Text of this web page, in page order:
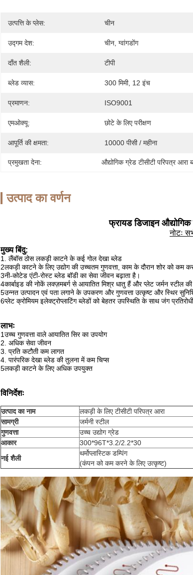
उत्पत्ति के प्लेस: चीन
उद्गम देश: चीन, ग्वांगडोंग
दाँत शैली: टीपी
ब्लेड व्यास: 300 मिमी, 12 इंच
प्रमाणन: ISO9001
एमओक्यू: छोटे के लिए परीक्षण
आपूर्ति की क्षमता: 10000 पीसी / महीना
प्रमुखता देना: औद्योगिक ग्रेड टीसीटी परिपत्र आरा
उत्पाद का वर्णन
फ्रायड डिजाइन
नोटः
मुख्य बिंदु:
1. लैंबॉस ठोस लकड़ी काटने के कई गोल देखा ब्लेड
2लकड़ी काटने के लिए उद्योग की उच्चतम गुणवत्ता, काम के दौरान शोर को कम
3नी-कोटेड एंटी-रोस्ट ब्लेड बॉडी का सेवा जीवन बढ़ाता है।
4कार्बाइड की नोकें लक्ज़मबर्ग से आयातित मिश्र धातु हैं और प्लेट जर्मन स्टील
5उन्नत उत्पादन एवं पता लगाने के उपकरण और गुणवत्ता उत्कृष्ट और स्थिर
6प्लेट क्रोमियम इलेक्ट्रोप्लाटिंग ब्लेडों को बेहतर उपस्थिति के साथ जंग
लाभः
1उच्च गुणवत्ता वाले आयातित सिर का उपयोग
2. अधिक सेवा जीवन
3. प्रति कटौती कम लागत
4. पारंपरिक देखा ब्लेड की तुलना में कम चिप्स
5लकड़ी काटने के लिए अधिक उपयुक्त
विनिर्देशः
उत्पाद का नाम
लकड़ी के लिए टीसीटी परिपत्र आरा
सामग्री
जर्मनी स्टील
गुणवत्ता
उच्च उद्योग ग्रेड
आकार
300*96T*3.2/2.2*30
नई शैली
थर्मोप्लास्टिक डम्पिंग
(कंपन को कम करने के लिए उत्कृष्ट)